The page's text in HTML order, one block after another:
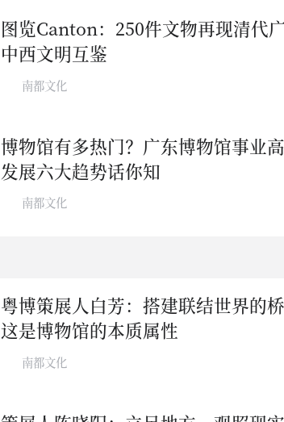
图览Canton：250件文物再现清代
中西文明互鉴
南都文化
博物馆有多热门？广东博物馆事业
发展六大趋势话你知
南都文化
粤博策展人白芳：搭建联结世界的桥
这是博物馆的本质属性
南都文化